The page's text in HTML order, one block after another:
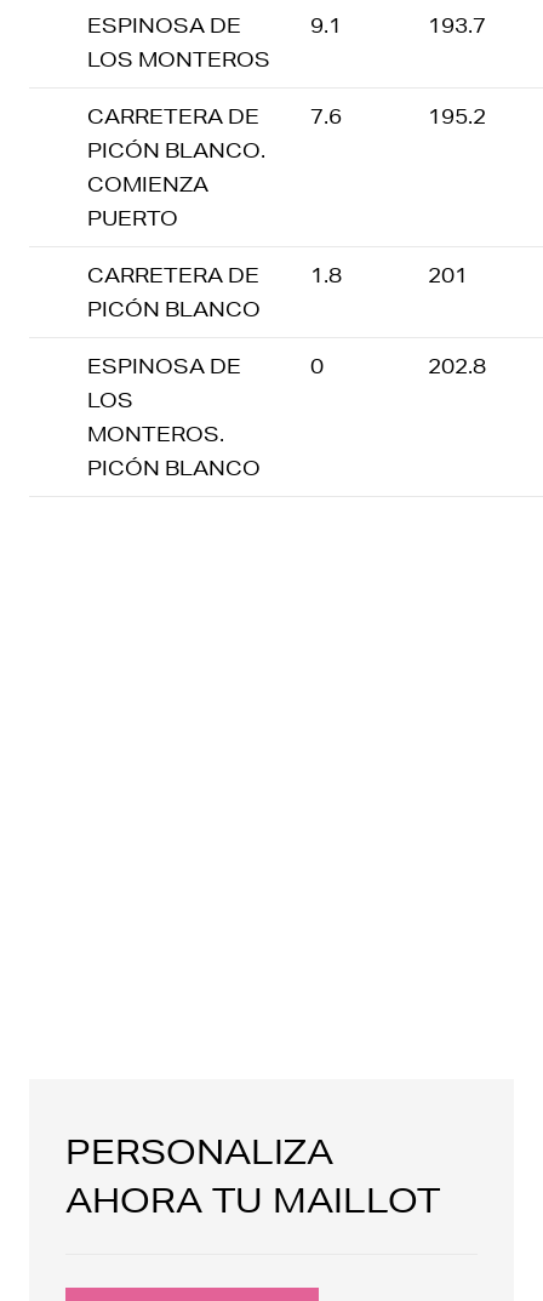
ESPINOSA DE
LOS MONTEROS
9.1 193.7
CARRETERA DE
PICÓN BLANCO.
COMIENZA
PUERTO
7.6 195.2
CARRETERA DE
PICÓN BLANCO
1.8 201
ESPINOSA DE
LOS
MONTEROS.
PICÓN BLANCO
0 202.8
PERSONALIZA
AHORA TU MAILLOT